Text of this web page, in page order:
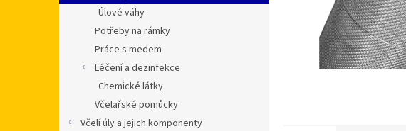
Úlové váhy
Potřeby na rámky
Práce s medem
Léčení a dezinfekce
Chemické látky
Včelařské pomůcky
Včelí úly a jejich komponenty